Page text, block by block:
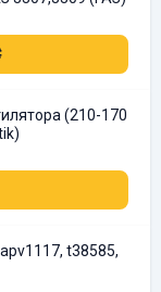
(210-170
t38585,